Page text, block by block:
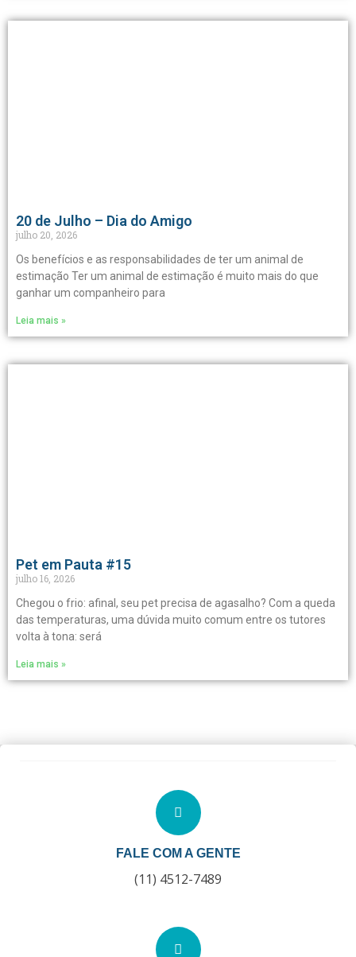
20 de Julho – Dia do Amigo
julho 20, 2026
Os benefícios e as responsabilidades de ter um animal de
estimação Ter um animal de estimação é muito mais do que
ganhar um companheiro para
Leia mais »
Pet em Pauta #15
julho 16, 2026
Chegou o frio: afinal, seu pet precisa de agasalho? Com a queda
das temperaturas, uma dúvida muito comum entre os tutores
volta à tona: será
Leia mais »
FALE COM A GENTE
(11) 4512-7489